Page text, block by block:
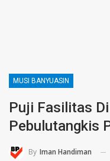
MUSI BANYUASIN
Puji Fasilitas
Pebulutangkis
By Iman Handiman